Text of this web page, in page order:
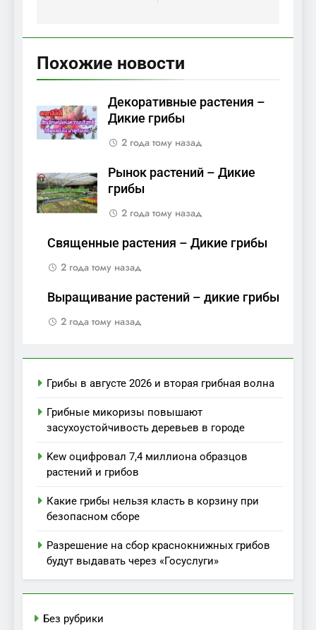
Похожие новости
Декоративные растения –
Дикие грибы
2 года тому назад
Рынок растений – Дикие
грибы
2 года тому назад
Священные растения – Дикие грибы
2 года тому назад
Выращивание растений – дикие грибы
2 года тому назад
Грибы в августе 2026 и вторая грибная волна
Грибные микоризы повышают
засухоустойчивость деревьев в городе
Kew оцифровал 7,4 миллиона образцов
растений и грибов
Какие грибы нельзя класть в корзину при
безопасном сборе
Разрешение на сбор краснокнижных грибов
будут выдавать через «Госуслуги»
Без рубрики